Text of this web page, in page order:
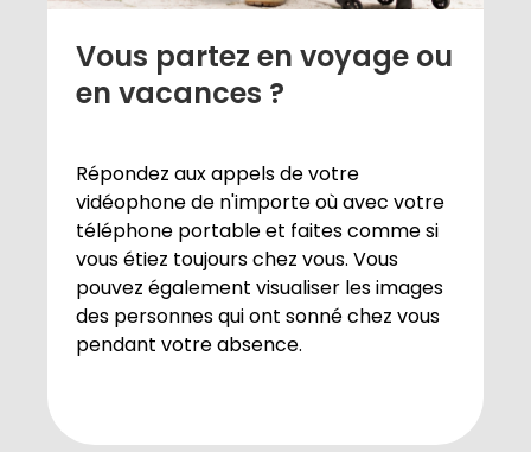
Vous partez en voyage ou
en vacances ?
Répondez aux appels de votre
vidéophone de n'importe où avec votre
téléphone portable et faites comme si
vous étiez toujours chez vous. Vous
pouvez également visualiser les images
des personnes qui ont sonné chez vous
pendant votre absence.